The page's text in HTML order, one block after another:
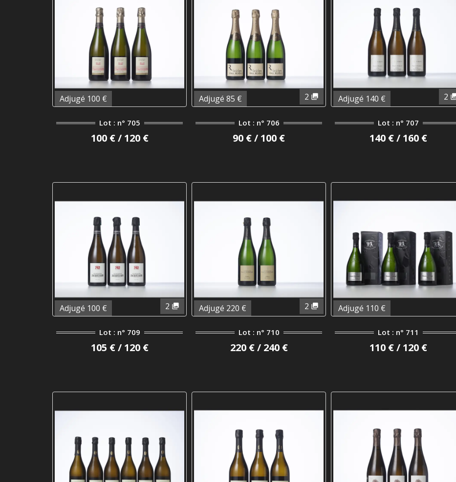
Adjugé 100 €
Lot : n° 705
100 € / 120 €
2
Adjugé 85 €
Lot : n° 706
90 € / 100 €
2
Adjugé 140 €
Lot : n° 707
140 € / 160 €
2
Adjugé 100 €
Lot : n° 709
105 € / 120 €
2
Adjugé 220 €
Lot : n° 710
220 € / 240 €
Adjugé 110 €
Lot : n° 711
110 € / 120 €